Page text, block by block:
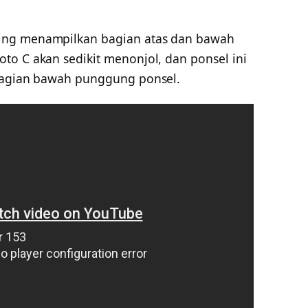
menampilkan bagian atas dan bawah
C akan sedikit menonjol, dan ponsel ini
bawah punggung ponsel.